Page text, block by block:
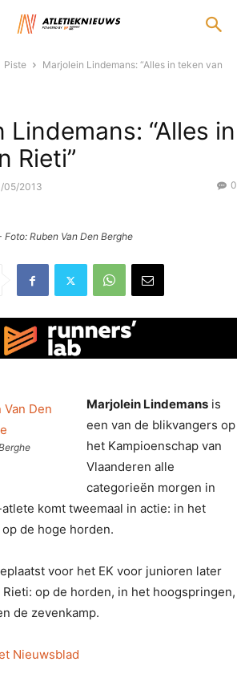
Piste
Marjolein Lindemans: “Alles in teken van
Lindemans: “Alles in
Rieti”
05/2013 0
Ruben Van Den Berghe
Marjolein Lindemans is
een van de blikvangers op
het Kampioenschap van
Vlaanderen alle
categorieën morgen in
komt tweemaal in actie: in het
de hoge horden.
voor het EK voor junioren later
op de horden, in het hoogspringen,
de zevenkamp.
Nieuwsblad